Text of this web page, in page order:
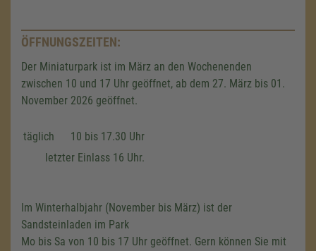
ÖFFNUNGSZEITEN:
Der Miniaturpark ist im März an den Wochenenden
zwischen 10 und 17 Uhr geöffnet, ab dem 27. März bis 01.
November 2026 geöffnet.
täglich
10 bis 17.30 Uhr
letzter Einlass 16 Uhr.
Im Winterhalbjahr (November bis März) ist der
Sandsteinladen im Park
Mo bis Sa von 10 bis 17 Uhr geöffnet. Gern können Sie mit